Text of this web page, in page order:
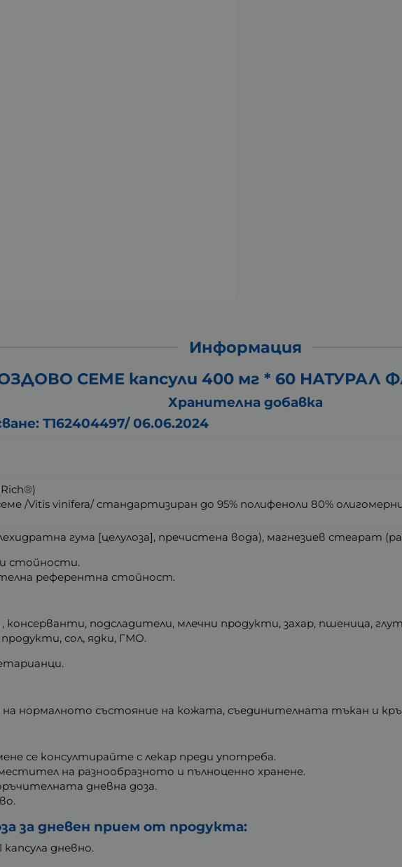
Информация
СЕМЕ капсули 400 мг * 60 НАТУРАЛ
Хранителна добавка
Т162404497/ 06.06.2024
/Vitis vinifera/ стандартизиран до 95% полифеноли 80%
гума [целулоза], пречистена вода), магнезиев стеарат
стойности.
референтна стойност.
подсладители, млечни продукти, захар, пшеница,
сол, ядки, ГМО.
на нормалното състояние на кожата, съединителната тъкан и
се консултирайте с лекар преди употреба.
на разнообразното и пълноценно хранене.
дневна доза.
за дневен прием от продукта:
капсула дневно.